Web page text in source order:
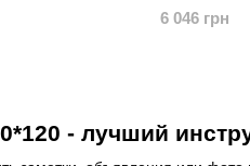
- лучший
6 046 грн